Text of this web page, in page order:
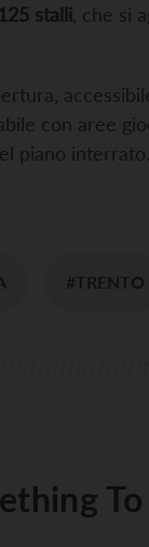
stalli , che si
con aree
piano interrato.
#TRENTO
To